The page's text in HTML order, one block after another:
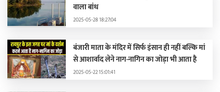
वाला बांध
2025-05-28 18:27:04
बंजारी माता के मंदिर में सिर्फ इंसान ही नहीं बल्कि मां
से आशार्वाद लेने नाग-नागिन का जोड़ा भी आता है
2025-05-22 15:01:41